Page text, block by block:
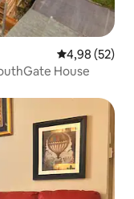
Note
4,98 (52)
House
aimés